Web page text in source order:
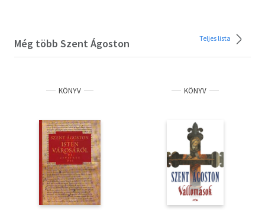
Még több Szent Ágoston Teljes lista
KÖNYV KÖNYV